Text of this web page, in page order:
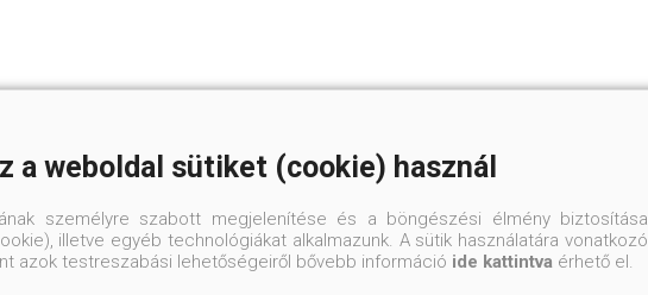
a weboldal sütiket (cookie) használ
személyre szabott megjelenítése és a böngészési élmény biztosítása
illetve egyéb technológiákat alkalmazunk. A sütik használatára vonatkozó
azok testreszabási lehetőségeiről bővebb információ ide kattintva érhető el.